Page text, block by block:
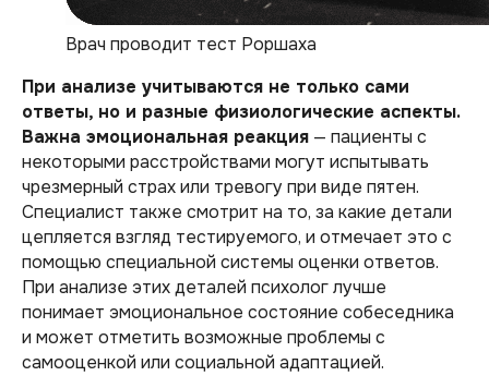
Врач проводит тест Роршаха
При анализе учитываются не только сами
ответы, но и разные физиологические аспекты.
Важна эмоциональная реакция — пациенты с
некоторыми расстройствами могут испытывать
чрезмерный страх или тревогу при виде пятен.
Специалист также смотрит на то, за какие детали
цепляется взгляд тестируемого, и отмечает это с
помощью специальной системы оценки ответов.
При анализе этих деталей психолог лучше
понимает эмоциональное состояние собеседника
и может отметить возможные проблемы с
самооценкой или социальной адаптацией.